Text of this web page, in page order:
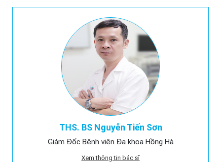
THS. BS Nguyễn Tiến Sơn
Giám Đốc Bệnh viện Đa khoa Hồng Hà
Xem thông tin bác sĩ